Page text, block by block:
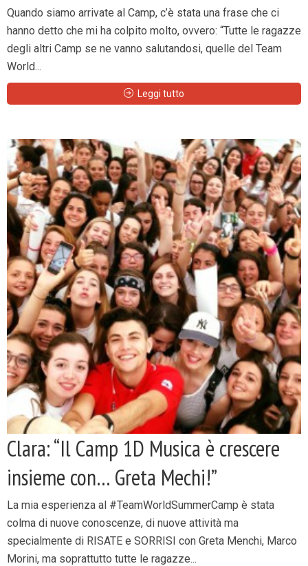
Quando siamo arrivate al Camp, c’è stata una frase che ci
hanno detto che mi ha colpito molto, ovvero: “Tutte le ragazze
degli altri Camp se ne vanno salutandosi, quelle del Team
World...
Leggi tutto
Clara: “Il Camp 1D Musica è crescere
insieme con… Greta Mechi!”
La mia esperienza al #TeamWorldSummerCamp è stata
colma di nuove conoscenze, di nuove attività ma
specialmente di RISATE e SORRISI con Greta Menchi, Marco
Morini, ma soprattutto tutte le ragazze...